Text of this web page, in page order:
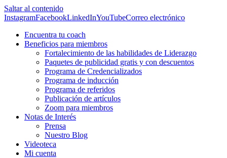
Saltar al contenido
InstagramFacebookLinkedInYouTubeCorreo electrónico
Encuentra tu coach
Beneficios para miembros
Fortalecimiento de las habilidades de Liderazgo
Paquetes de publicidad gratis y con descuentos
Programa de Credencializados
Programa de inducción
Programa de referidos
Publicación de artículos
Zoom para miembros
Notas de Interés
Prensa
Nuestro Blog
Videoteca
Mi cuenta